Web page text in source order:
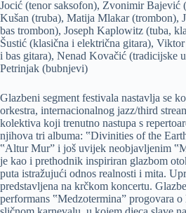
Jocić (tenor saksofon), Zvonimir Bajević
Kušan (truba), Matija Mlakar (trombon),
bas trombon), Joseph Kaplowitz (tuba,
Šustić (klasična i električna gitara),
i bas gitara), Nenad Kovačić (tradicijske
Petrinjak (bubnjevi)
Glazbeni segment festivala nastavlja se
orkestra, internacionalnog jazz/third
kolektiva koji trenutno nastupa s
njihova tri albuma: ‟Divinities of the
‟Altur Mur” i još uvijek neobjavljenim
je kao i prethodnik inspiriran glazbom
puta istražujući odnos realnosti i mita.
predstavljena na krčkom koncertu.
performans ‟Medzotermina” progovara